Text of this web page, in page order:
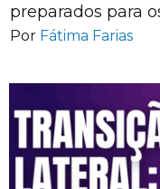
preparados para
Por Fátima Farias